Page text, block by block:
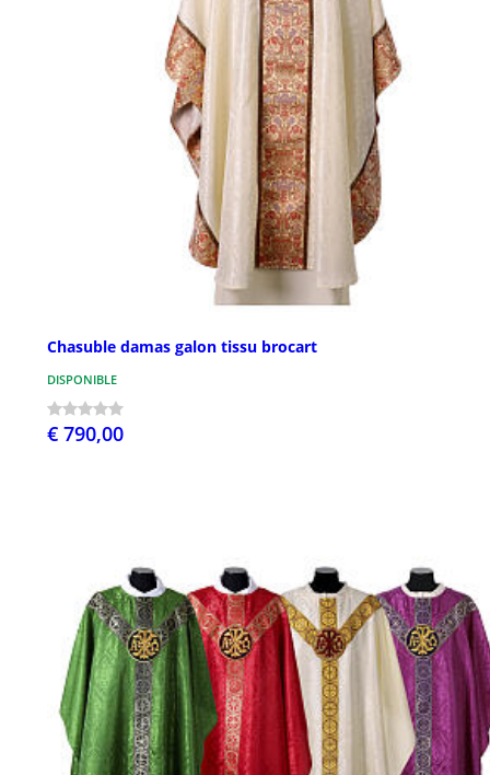
Chasuble damas galon tissu brocart
DISPONIBLE
€ 790,00